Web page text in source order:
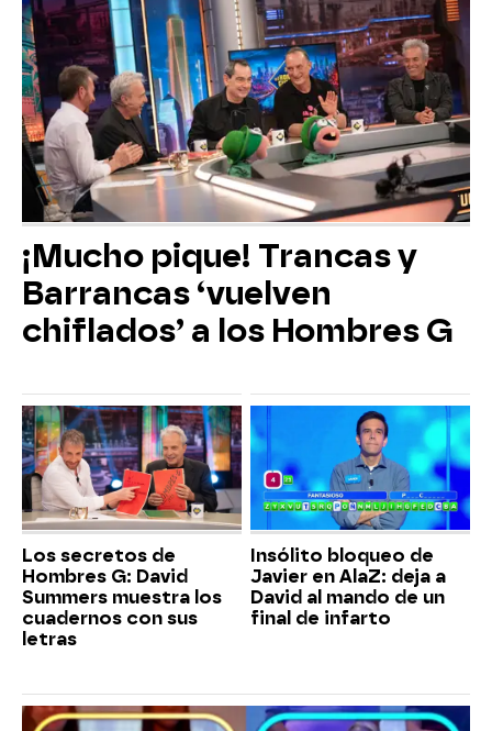
¡Mucho pique! Trancas y
Barrancas ‘vuelven
chiflados’ a los Hombres G
Los secretos de
Hombres G: David
Summers muestra los
cuadernos con sus
letras
Insólito bloqueo de
Javier en AlaZ: deja a
David al mando de un
final de infarto